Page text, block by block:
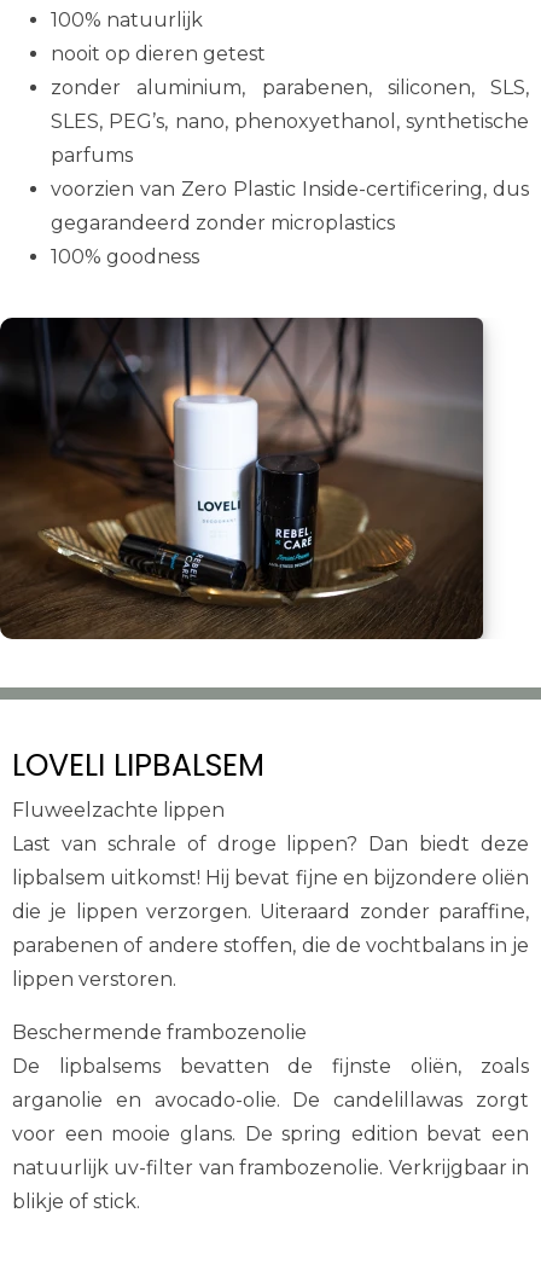
100% natuurlijk
nooit op dieren getest
zonder aluminium, parabenen, siliconen, SLS,
SLES, PEG’s, nano, phenoxyethanol, synthetische
parfums
voorzien van Zero Plastic Inside-certificering, dus
gegarandeerd zonder microplastics
100% goodness
LOVELI LIPBALSEM
Fluweelzachte lippen
Last van schrale of droge lippen? Dan biedt deze
lipbalsem uitkomst! Hij bevat fijne en bijzondere oliën
die je lippen verzorgen. Uiteraard zonder paraffine,
parabenen of andere stoffen, die de vochtbalans in je
lippen verstoren.
Beschermende frambozenolie
De lipbalsems bevatten de fijnste oliën, zoals
arganolie en avocado-olie. De candelillawas zorgt
voor een mooie glans. De spring edition bevat een
natuurlijk uv-filter van frambozenolie. Verkrijgbaar in
blikje of stick.